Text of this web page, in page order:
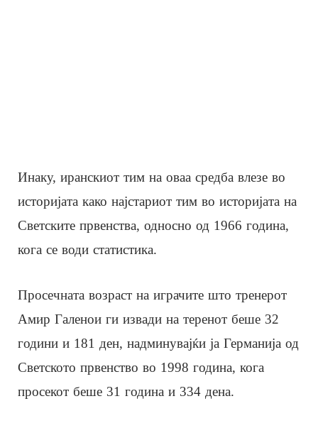
Инаку, иранскиот тим на оваа средба влезе во
историјата како најстариот тим во историјата на
Светските првенства, односно од 1966 година,
кога се води статистика.
Просечната возраст на играчите што тренерот
Амир Галенои ги извади на теренот беше 32
години и 181 ден, надминувајќи ја Германија од
Светското првенство во 1998 година, кога
просекот беше 31 година и 334 дена.